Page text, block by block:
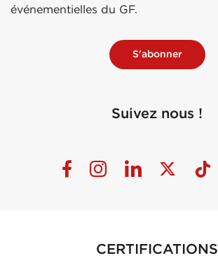
événementielles du GF.
S'abonner
Suivez nous !
CERTIFICATIONS